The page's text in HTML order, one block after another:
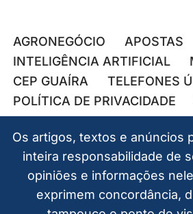
AGRONEGÓCIO APOSTAS
INTELIGÊNCIA ARTIFICIAL
CEP GUAÍRA
TELEFONES
POLÍTICA DE PRIVACIDADE
Os artigos, textos e anúncios
inteira responsabilidade de
opiniões e informações
exprimem concordância,